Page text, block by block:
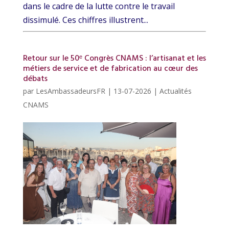
dans le cadre de la lutte contre le travail
dissimulé. Ces chiffres illustrent...
Retour sur le 50ᵉ Congrès CNAMS : l’artisanat et les
métiers de service et de fabrication au cœur des
débats
par LesAmbassadeursFR| 13-07-2026 | Actualités
CNAMS